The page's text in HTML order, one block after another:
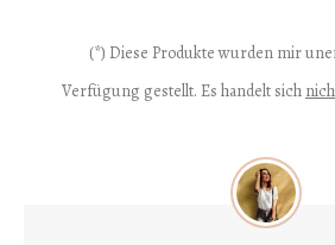
(*) Diese Produkte wurden mir
Verfügung gestellt. Es handelt sich